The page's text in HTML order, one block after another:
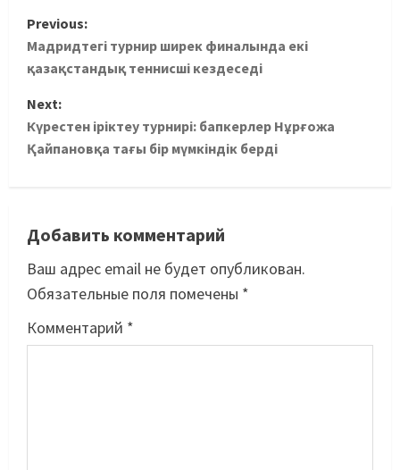
Previous:
Мадридтегі турнир ширек финалында екі
қазақстандық теннисші кездеседі
Next:
Күрестен іріктеу турнирі: бапкерлер Нұрғожа
Қайпановқа тағы бір мүмкіндік берді
Добавить комментарий
Ваш адрес email не будет опубликован.
Обязательные поля помечены *
Комментарий *